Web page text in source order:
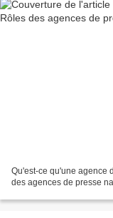
Qu'est-ce qu'une agence
des agences de presse